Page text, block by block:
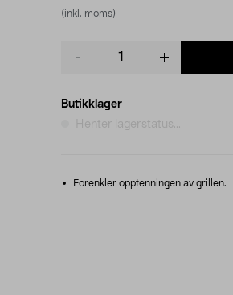
(inkl. moms)
Butikklager
Henter lagerstatus...
Forenkler opptenningen av grillen.